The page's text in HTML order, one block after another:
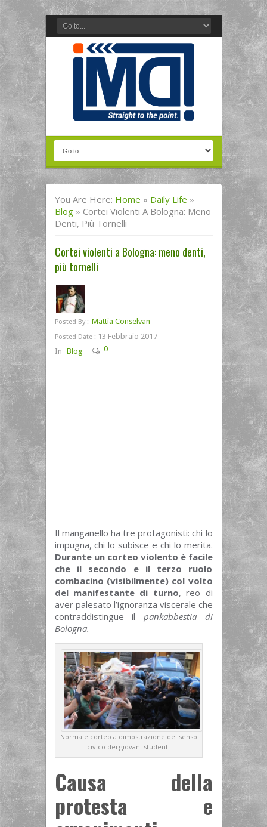
You Are Here: Home » Daily Life »
Blog » Cortei Violenti A Bologna: Meno
Denti, Più Tornelli
Cortei violenti a Bologna: meno denti,
più tornelli
Posted By : Mattia Conselvan
Posted Date : 13 Febbraio 2017
In Blog 0
Il manganello ha tre protagonisti: chi lo
impugna, chi lo subisce e chi lo merita.
Durante un corteo violento è facile
che il secondo e il terzo ruolo
combacino (visibilmente) col volto
del manifestante di turno, reo di
aver palesato l’ignoranza viscerale che
contraddistingue il pankabbestia di
Bologna.
Normale corteo a dimostrazione del senso
civico dei giovani studenti
Causa della
protesta e